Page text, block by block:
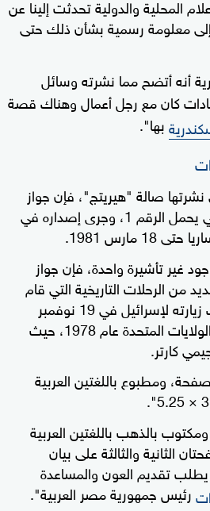
المحلية والدولية تحدثت إلينا عن
إلى معلومة رسمية بشأن ذلك حتى
أنه أتضح مما نشرته وسائل
كان مع رجل أعمال وهناك قصة
بها".
صالة "هيريتج"، فإن جواز
سفر السادات الدبلوماسي يحمل الرقم 1، وجرى إصداره في
غير تأشيرة واحدة، فإن جواز
من الرحلات التاريخية التي قام
بها السادات، بما في ذلك زيارته لإسرائيل في 19 نوفمبر
1977، وكذلك رحلة إلى الولايات المتحدة عام 1978، حيث
كارتر.
مكون من 48 صفحة، ومطبوع باللغتين العربية
بالذهب باللغتين العربية
الثانية والثالثة على بيان
تقديم العون والمساعدة
رئيس جمهورية مصر العربية".